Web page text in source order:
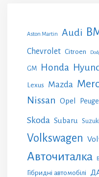
Aston Martin Audi
Chevrolet Citroen
GM Honda
Lexus Mazda
Nissan Opel
Skoda Subaru Suzuki
Volkswagen
Авточиталка
Гібридні автомобілі